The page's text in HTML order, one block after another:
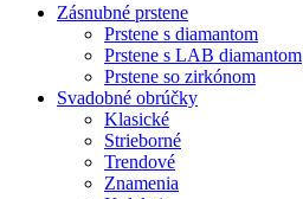
Zásnubné prstene
Prstene s diamantom
Prstene s LAB diamantom
Prstene so zirkónom
Svadobné obrúčky
Klasické
Strieborné
Trendové
Znamenia